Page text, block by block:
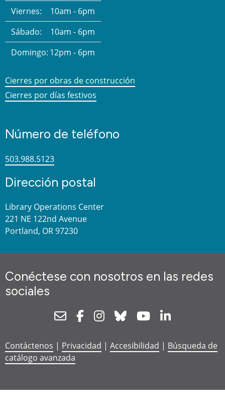
Viernes:
10am - 6pm
Sábado:
10am - 6pm
Domingo: 12pm - 6pm
Cierres por obras de construcción
Cierres por días festivos
Número de teléfono
503.988.5123
Dirección postal
Library Operations Center
221 NE 122nd Avenue
Portland, OR 97230
Conéctese con nosotros en las redes
sociales
NewsletterFacebookInstagram
Bluesky Youtube
Contáctenos | Privacidad | Accesibilidad | Búsqueda de
catálogo avanzada